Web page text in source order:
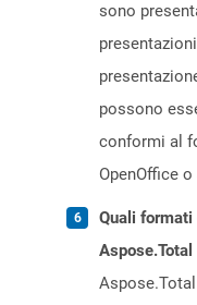
sono
possono
conformi al
OpenOffice
Quali
Aspose.Total